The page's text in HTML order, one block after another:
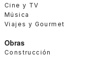
Cine y TV
Música
Viajes y Gourmet
Obras
Construcción